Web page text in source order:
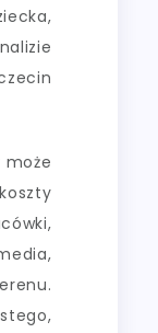
może